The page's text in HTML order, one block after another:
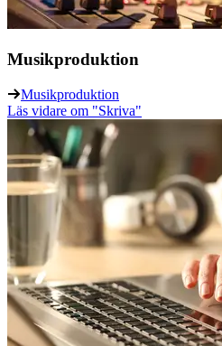
Musikproduktion
Musikproduktion
Läs vidare om "Skriva"